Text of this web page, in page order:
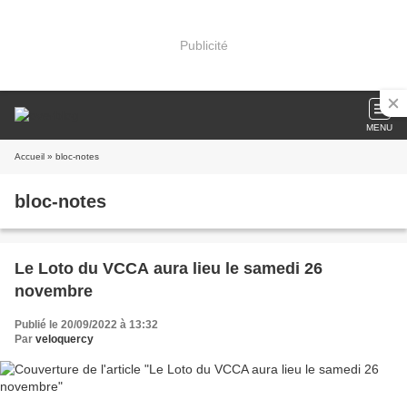
Publicité
MENU
Accueil » bloc-notes
bloc-notes
Le Loto du VCCA aura lieu le samedi 26
novembre
Publié le 20/09/2022 à 13:32
Par veloquercy